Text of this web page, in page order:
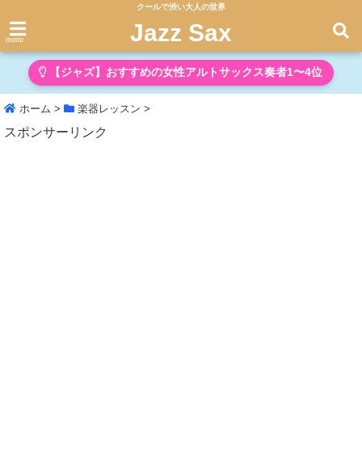
クールで渋い大人の世界
menu Jazz Sax
【ジャズ】おすすめの女性アルトサックス奏者1〜4位
ホーム > 楽器レッスン >
スポンサーリンク